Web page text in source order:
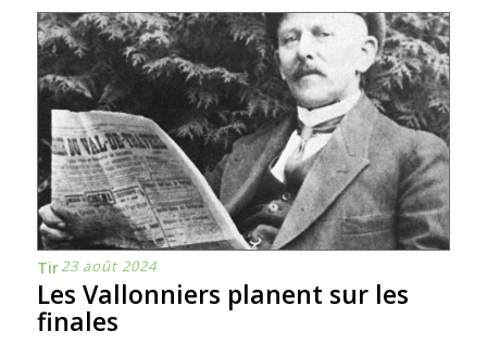
Tir23 août 2024
Les Vallonniers planent sur les
finales